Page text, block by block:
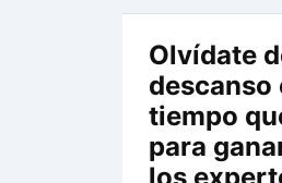
Olvídate
descanso
tiempo
para